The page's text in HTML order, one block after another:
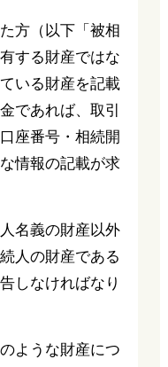
方（以下「被相
する財産ではな
いる財産を記載
であれば、取引
座番号・相続開
情報の記載が求
名義の財産以外
人の財産である
しなければなり
ような財産につ